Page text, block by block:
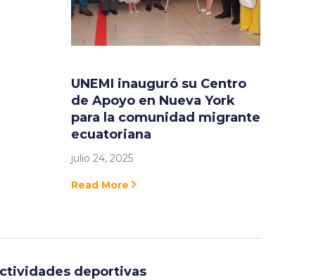
UNEMI inauguró su Centro
de Apoyo en Nueva York
para la comunidad migrante
ecuatoriana
julio 24, 2025
Read More
deportivas